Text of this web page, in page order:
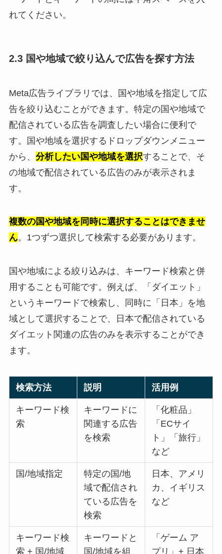
れてください。
2.3 国や地域で絞り込んで広告を探す方法
Meta広告ライブラリでは、国や地域を指定して広
告を絞り込むことができます。特定の国や地域で
配信されている広告を調査したい場合に便利で
す。国や地域を選択するドロップダウンメニュー
から、 分析したい国や地域を選択することで、そ
の地域で配信されている広告のみが表示されま
す。
複数の国や地域を同時に選択することはできませ
ん。1つずつ選択して検索する必要があります。
国や地域による絞り込みは、キーワード検索と併
用することも可能です。例えば、「ダイエット」
というキーワードで検索し、同時に「日本」を地
域として選択することで、日本で配信されている
ダイエット関連の広告のみを表示することができ
ます。
検索方法 説明 活用例
キーワード検
索
キーワードに
関連する広告
を検索
「化粧品」
「ECサイ
ト」「旅行」
など
国/地域指定
特定の国/地
域で配信され
ている広告を
検索
日本、アメリ
カ、イギリス
など
キーワード検
索 + 国/地域
キーワードと
国/地域を組
「ゲーム ア
プリ」+ 日本